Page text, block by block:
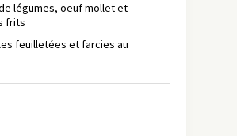
légumes, oeuf mollet et
frits
feuilletées et farcies au